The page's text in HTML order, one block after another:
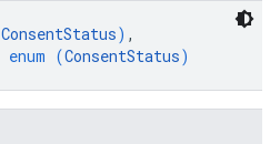
ConsentStatus) ,
enum (ConsentStatus)